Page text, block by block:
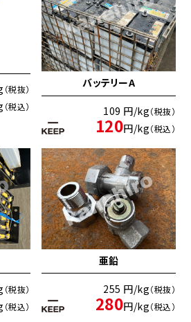
（税抜）
（税込）
バッテリーA
109 円/kg（税抜）
120円/kg（税込）
（税抜）
（税込）
亜鉛
255 円/kg（税抜）
280円/kg（税込）